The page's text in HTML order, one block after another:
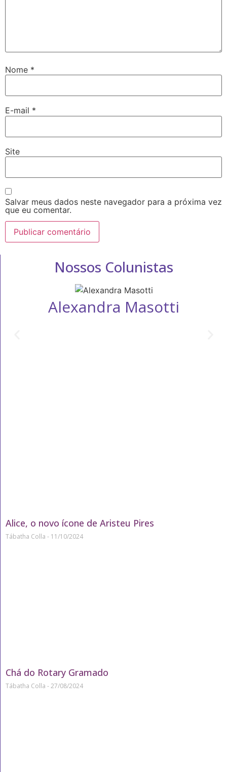
Nome *
E-mail *
Site
Salvar meus dados neste navegador para a próxima vez
que eu comentar.
Nossos Colunistas
Alexandra Masotti
Alice, o novo ícone de Aristeu Pires
Tábatha Colla 11/10/2024
Chá do Rotary Gramado
Tábatha Colla 27/08/2024